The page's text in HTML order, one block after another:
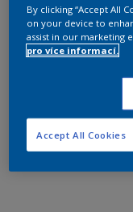
Najít
By clicking “Accept All
on your device to
assist in our marketing
pro více informací.
Accept All Cookies